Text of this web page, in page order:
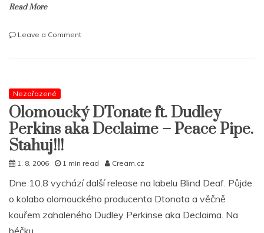
Read More
Leave a Commenton
Nezařazené
Olomoucký DTonate ft. Dudley
Perkins aka Declaime – Peace Pipe.
Stahuj!!!
1. 8. 2006 1 min read Cream.cz
Dne 10.8 vychází další release na labelu Blind Deaf. Půjde
o kolabo olomouckého producenta Dtonata a věčně
kouřem zahaleného Dudley Perkinse aka Declaima. Na
béčku